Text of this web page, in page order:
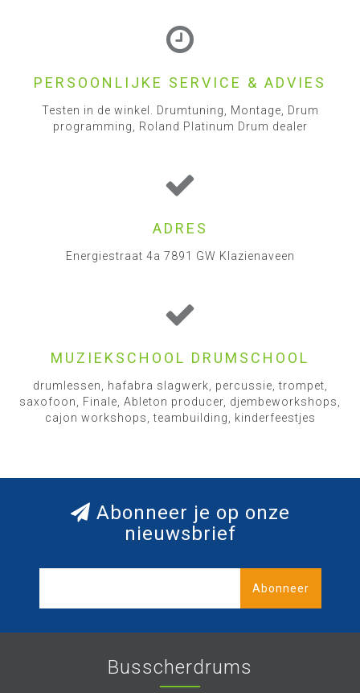
PERSOONLIJKE SERVICE & ADVIES
Testen in de winkel. Drumtuning, Montage, Drum
programming, Roland Platinum Drum dealer
ADRES
Energiestraat 4a 7891 GW Klazienaveen
MUZIEKSCHOOL DRUMSCHOOL
drumlessen, hafabra slagwerk, percussie, trompet,
saxofoon, Finale, Ableton producer, djembeworkshops,
cajon workshops, teambuilding, kinderfeestjes
Abonneer je op onze
nieuwsbrief
Abonneer
Busscherdrums